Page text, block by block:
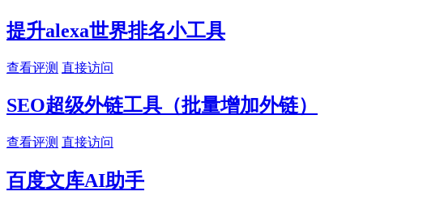
提升alexa世界排名小工具
查看评测 直接访问
SEO超级外链工具（批量增加外链）
查看评测 直接访问
百度文库AI助手